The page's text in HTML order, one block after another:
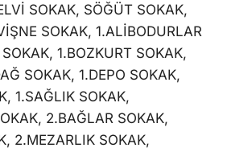
SOKAK, SÖĞÜT SOKAK,
SOKAK, 1.ALİBODURLAR
1.BOZKURT SOKAK,
SOKAK, 1.DEPO SOKAK,
1.SAĞLIK SOKAK,
2.BAĞLAR SOKAK,
2.MEZARLIK SOKAK,